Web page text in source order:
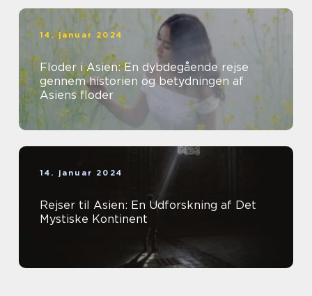
14. januar 2024
Floder i Asien: En dybdegående rejse
gennem historien og betydningen af
Asiens floder
14. januar 2024
Rejser til Asien: En Udforskning af Det
Mystiske Kontinent